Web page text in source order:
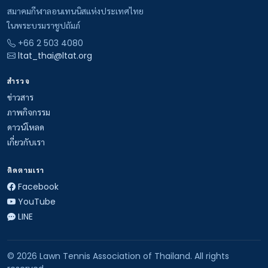
สมาคมกีฬาลอนเทนนิสแห่งประเทศไทย
ในพระบรมราชูปถัมภ์
+66 2 503 4080
ltat_thai@ltat.org
สำรวจ
ข่าวสาร
ภาพกิจกรรม
ดาวน์โหลด
เกี่ยวกับเรา
ติดตามเรา
Facebook
YouTube
LINE
© 2026 Lawn Tennis Association of Thailand. All rights